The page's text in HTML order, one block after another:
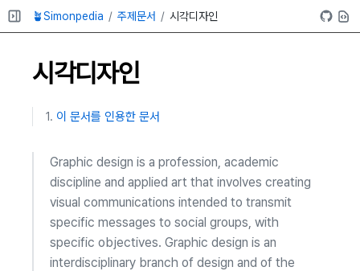
🪴Simonpedia 주제문서 시각디자인
시각디자인
이 문서를 인용한 문서
Graphic design is a profession, academic
discipline and applied art that involves creating
visual communications intended to transmit
specific messages to social groups, with
specific objectives. Graphic design is an
interdisciplinary branch of design and of the